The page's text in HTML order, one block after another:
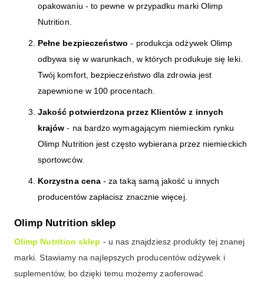
opakowaniu - to pewne w przypadku marki Olimp
Nutrition.
Pełne bezpieczeństwo - produkcja odżywek Olimp
odbywa się w warunkach, w których produkuje się leki.
Twój komfort, bezpieczeństwo dla zdrowia jest
zapewnione w 100 procentach.
Jakość potwierdzona przez Klientów z innych
krajów - na bardzo wymagającym niemieckim rynku
Olimp Nutrition jest często wybierana przez niemieckich
sportowców.
Korzystna cena- za taką samą jakość u innych
producentów zapłacisz znacznie więcej.
Olimp Nutrition sklep
Olimp Nutrition sklep - u nas znajdziesz produkty tej znanej
marki. Stawiamy na najlepszych producentów odżywek i
suplementów, bo dzięki temu możemy zaoferować